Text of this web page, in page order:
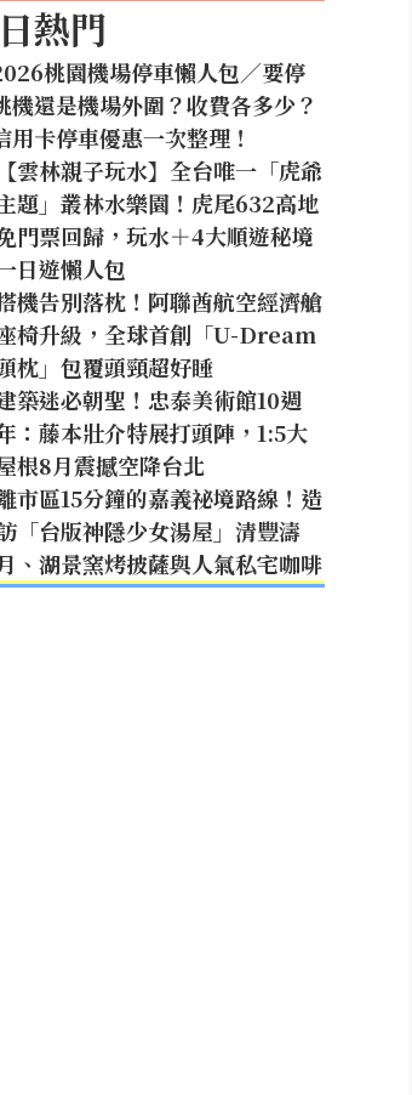
熱門
桃園機場停車懶人包／要停
機還是機場外圍？收費各多少？
用卡停車優惠一次整理！
【雲林親子玩水】全台唯一「虎爺
題」叢林水樂園！虎尾632高地
門票回歸，玩水＋4大順遊秘境
日遊懶人包
機告別落枕！阿聯酋航空經濟艙
椅升級，全球首創「U-Dream
枕」包覆頭頸超好睡
築迷必朝聖！忠泰美術館10週
：藤本壯介特展打頭陣，1:5大
根8月震撼空降台北
市區15分鐘的嘉義祕境路線！造
「台版神隱少女湯屋」清豐濤
月、湖景窯烤披薩與人氣私宅咖啡